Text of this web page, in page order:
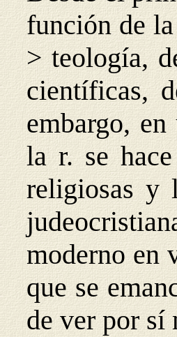
función de
> teología,
científicas,
embargo,
la r. se
religiosas y
moderno en
que se
de ver por sí